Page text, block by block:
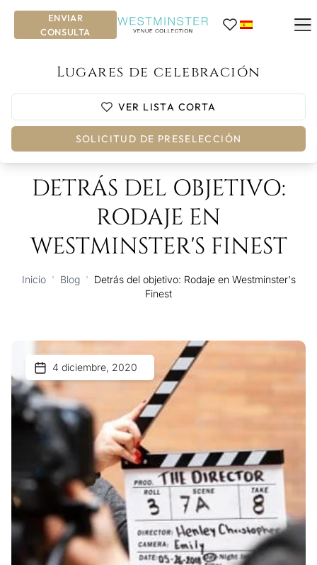
ENVIAR
CONSULTA
Lugares de celebración
VER LISTA CORTA
SOLICITUD DE PRESELECCIÓN
Volver a todos los artículos
DETRÁS DEL OBJETIVO:
RODAJE EN
WESTMINSTER'S FINEST
Inicio ' Blog ' Detrás del objetivo: Rodaje en Westminster's
Finest
4 diciembre, 2020